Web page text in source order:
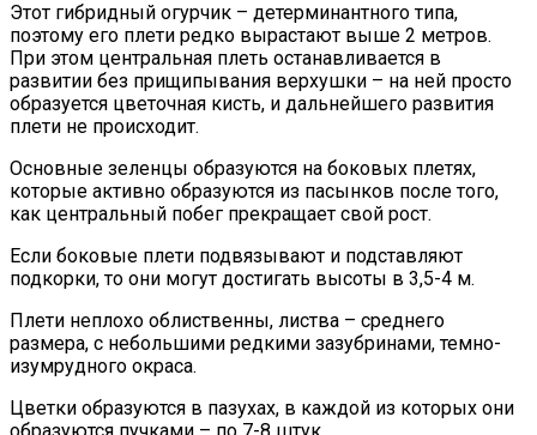
Этот гибридный огурчик – детерминантного типа,
поэтому его плети редко вырастают выше 2 метров.
При этом центральная плеть останавливается в
развитии без прищипывания верхушки – на ней просто
образуется цветочная кисть, и дальнейшего развития
плети не происходит.
Основные зеленцы образуются на боковых плетях,
которые активно образуются из пасынков после того,
как центральный побег прекращает свой рост.
Если боковые плети подвязывают и подставляют
подкорки, то они могут достигать высоты в 3,5-4 м.
Плети неплохо облиственны, листва – среднего
размера, с небольшими редкими зазубринами, темно-
изумрудного окраса.
Цветки образуются в пазухах, в каждой из которых они